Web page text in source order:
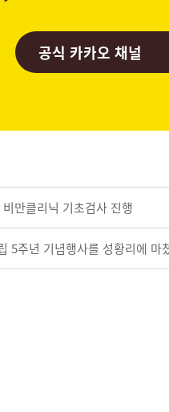
공식 카카오 채널
비만클리닉 기초검사 진행
5주년 기념행사를 성황리에 마